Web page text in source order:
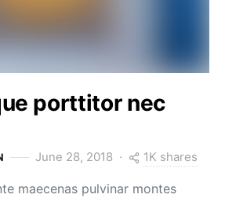
porttitor nec
June 28, 2018 1K shares
maecenas pulvinar montes